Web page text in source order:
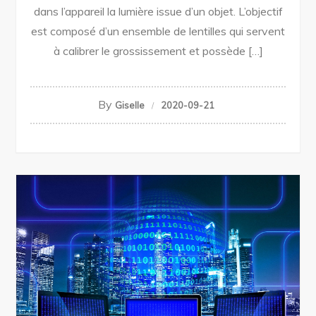
dans l’appareil la lumière issue d’un objet. L’objectif
est composé d’un ensemble de lentilles qui servent
à calibrer le grossissement et possède […]
By Giselle 2020-09-21